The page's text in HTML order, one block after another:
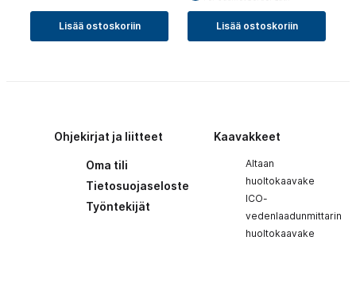
Lisää ostoskoriin Lisää ostoskoriin
Ohjekirjat ja liitteet
Oma tili
Tietosuojaseloste
Työntekijät
Kaavakkeet
Altaan
huoltokaavake
ICO-
vedenlaadunmittarin
huoltokaavake